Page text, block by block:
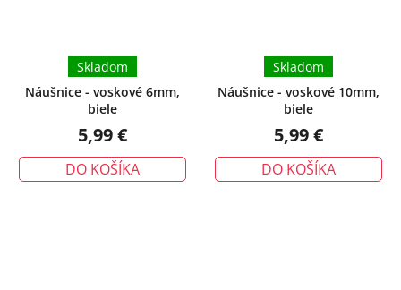
Náušnice - voskové 6mm,
biele
Skladom
5,99 €
DO KOŠÍKA
Náušnice - voskové 10mm,
biele
Skladom
5,99 €
DO KOŠÍKA